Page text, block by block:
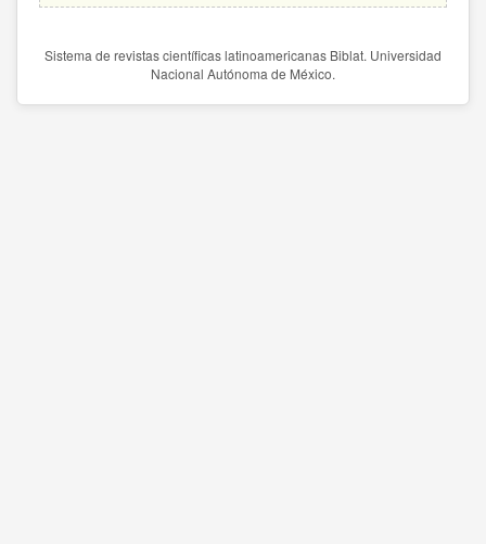
Sistema de revistas científicas latinoamericanas Biblat. Universidad
Nacional Autónoma de México.